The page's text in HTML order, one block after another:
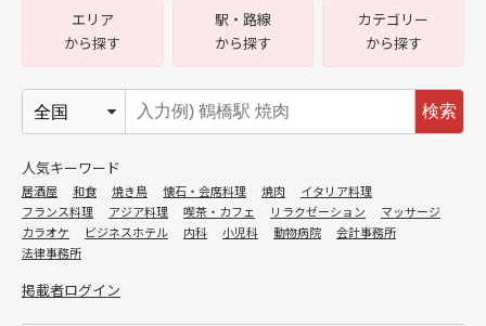
エリア
から探す
駅・路線
から探す
カテゴリー
から探す
検索
人気キーワード
居酒屋 和食 焼き鳥 懐石・会席料理 焼肉
イタリア料理
フランス料理
アジア料理 喫茶・カフェ リラクゼーション
マッサージ
カラオケ
ビジネスホテル 内科 小児科 動物病院
会計事務所
法律事務所
掲載者ログイン